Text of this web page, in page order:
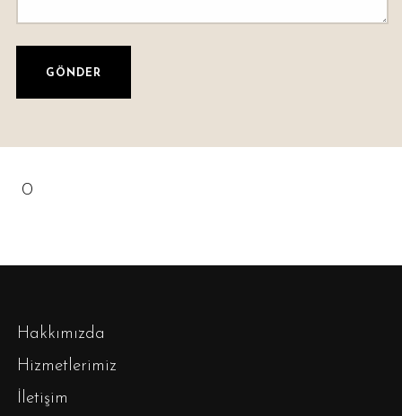
0
Hakkımızda
Hizmetlerimiz
İletişim